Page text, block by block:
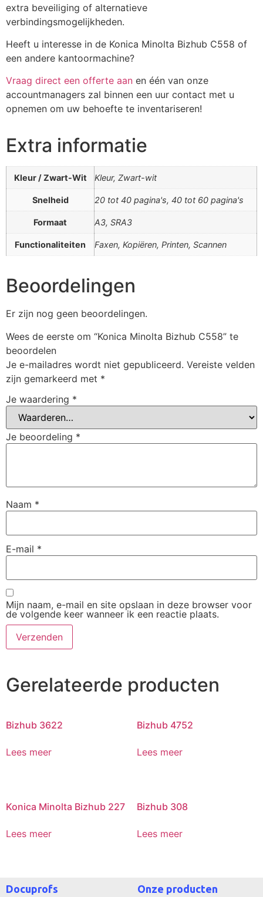
extra beveiliging of alternatieve
verbindingsmogelijkheden.
Heeft u interesse in de Konica Minolta Bizhub C558 of
een andere kantoormachine?
Vraag direct een offerte aan en één van onze
accountmanagers zal binnen een uur contact met u
opnemen om uw behoefte te inventariseren!
Extra informatie
Kleur / Zwart-Wit Kleur, Zwart-wit
Snelheid 20 tot 40 pagina's, 40 tot 60 pagina's
Formaat A3, SRA3
Functionaliteiten Faxen, Kopiëren, Printen, Scannen
Beoordelingen
Er zijn nog geen beoordelingen.
Wees de eerste om “Konica Minolta Bizhub C558” te
beoordelen
Je e-mailadres wordt niet gepubliceerd. Vereiste velden
zijn gemarkeerd met *
Je waardering *
Je beoordeling *
Naam *
E-mail *
Mijn naam, e-mail en site opslaan in deze browser voor
de volgende keer wanneer ik een reactie plaats.
Gerelateerde producten
Bizhub 3622
Lees meer
Bizhub 4752
Lees meer
Konica Minolta Bizhub 227
Lees meer
Bizhub 308
Lees meer
Docuprofs Onze producten